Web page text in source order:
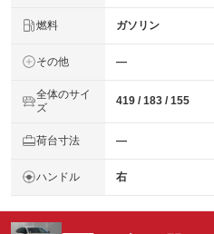
燃料 ガソリン
その他 ―
全体のサイ
ズ
419 / 183 / 155
荷台寸法 ―
ハンドル 右